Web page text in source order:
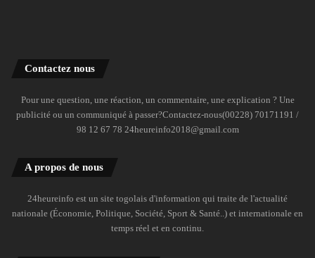
Contactez nous
Pour une question, une réaction, un commentaire, une explication ? Une
publicité ou un communiqué à passer?Contactez-nous(00228) 70171191 /
98 12 67 78 24heureinfo2018@gmail.com
A propos de nous
24heureinfo est un site togolais d'information qui traite de l'actualité
nationale (Économie, Politique, Société, Sport & Santé..) et internationale en
temps réel et en continu.